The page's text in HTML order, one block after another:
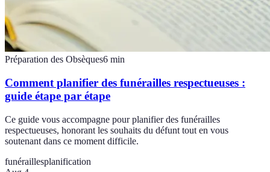
Préparation des Obsèques6 min
Comment planifier des funérailles respectueuses :
guide étape par étape
Ce guide vous accompagne pour planifier des funérailles
respectueuses, honorant les souhaits du défunt tout en vous
soutenant dans ce moment difficile.
funéraillesplanification